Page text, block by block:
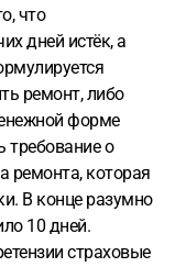
что
дней истёк, а
ремонт, либо
форме
требование о
ремонта, которая
В конце разумно
10 дней.
страховые